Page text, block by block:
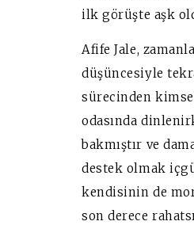
ilk görüşte aşk
Afife Jale,
düşüncesiyle
sürecinden
odasında
bakmıştır ve
destek olmak
kendisinin de
son derece